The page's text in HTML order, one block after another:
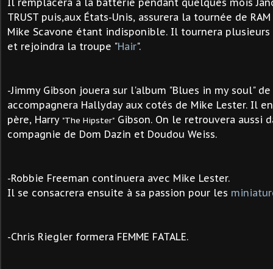
Il remplacera à la batterie pendant quelques mois
TRUST puis,aux États-Unis, assurera la tournée de
Mike Scavone étant indisponible. Il tournera plusieurs
et rejoindra la troupe "Hair".
-Jimmy Gibson jouera sur l'album "Blues in my soul"
accompagnera Hallyday aux cotés de Mike Lester. Il
père, Harry "The Hipster" Gibson. On le retrouvera aussi
compagnie de Dom Dazin et Doudou Weiss.
-Robbie Freeman continuera avec Mike Lester.
Il se consacrera ensuite à sa passion pour les
-Chris Riegler formera FEMME FATALE.